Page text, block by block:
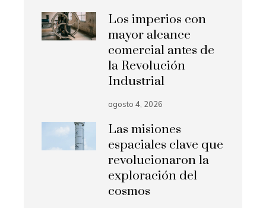
Los imperios con
mayor alcance
comercial antes de
la Revolución
Industrial
agosto 4, 2026
Las misiones
espaciales clave que
revolucionaron la
exploración del
cosmos